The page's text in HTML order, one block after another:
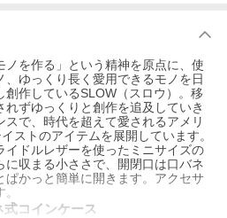
ノを作る」という精神を原点に、使
、ゆっくり長く愛用できるモノを日
作しているSLOW（スロウ）。移
れずゆっくりと創作を追及していき
で、時代を超えて愛されるアメリ
ストのアイテムを展開しています。
イドルレザーを使ったミニサイズの
に収まる小ささで、開閉口は口バネ
かっと簡単に開きます。アクセサ
コインケース